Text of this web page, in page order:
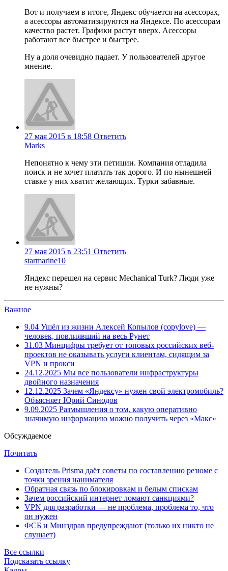
Вот и получаем в итоге, Яндекс обучается на асессорах,
а асессоры автоматизируются на Яндексе. По асессорам
качество растет. Графики растут вверх. Асессоры
работают все быстрее и быстрее.
Ну а доля очевидно падает. У пользователей другое
мнение.
27 мая 2015 в 18:58 Ответить
Marks
Непонятно к чему эти петиции. Компания отладила
поиск и не хочет платить так дорого. И по нынешней
ставке у них хватит желающих. Турки забавные.
27 мая 2015 в 23:51 Ответить
starmarine10
Яндекс перешел на сервис Mechanical Turk? Люди уже
не нужны?
Важное
9.04 Ушёл из жизни Алексей Копылов (copylove) —
человек, повлиявший на весь Рунет
31.03 Минцифры требует от топовых российских веб-
проектов не оказывать услуги клиентам, сидящим за
VPN и прокси
24.12.2025 Мы все пользователи инфраструктуры
двойного назначения
12.12.2025 Зачем «Яндексу» нужен свой электромобиль?
Объясняет Юрий Синодов
9.09.2025 Размышления о том, какую оперативно
значимую информацию можно получить через «Макс»
Обсуждаемое
Почитать
Создатель Prisma даёт советы по составлению резюме с
точки зрения нанимателя
Обратная связь по блокировкам и белым спискам
Зачем российский интернет ломают санкциями?
VPN для разработки — не проблема, проблема то, что
он нужен
ФСБ и Минздрав предупреждают (только их никто не
слушает)
Все ссылки
Подсказать ссылку